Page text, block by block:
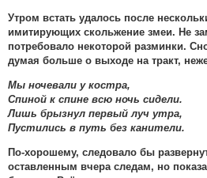
Утром встать удалось после
имитирующих скольжение змеи. Не
потребовало некоторой разминки.
думая больше о выходе на тракт,
Мы ночевали у костра,
Спиной к спине всю ночь сидели.
Лишь брызнул первый луч утра,
Пустились в путь без канители.
По-хорошему, следовало бы
оставленным вчера следам, но